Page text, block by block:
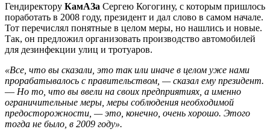
Гендиректору КамАЗа Сергею Когогину, с которым пришлось
поработать в 2008 году, президент и дал слово в самом начале.
Тот перечислял понятные в целом меры, но нашлись и новые.
Так, он предложил организовать производство автомобилей
для дезинфекции улиц и тротуаров.
«Все, что вы сказали, это так или иначе в целом уже нами
прорабатывалось с правительством, — сказал ему президент.
— Но то, что вы ввели на своих предприятиях, а именно
ограничительные меры, меры соблюдения необходимой
предосторожности, — это, конечно, очень хорошо. Этого
тогда не было, в 2009 году».